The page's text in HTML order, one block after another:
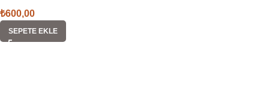
₺600,00
SEPETE EKLE